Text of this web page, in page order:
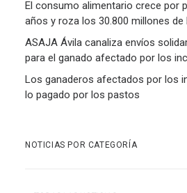
El consumo alimentario crece por
años y roza los 30.800 millones de
ASAJA Ávila canaliza envíos
para el ganado afectado por los
Los ganaderos afectados por los
lo pagado por los pastos
NOTICIAS POR CATEGORÍA